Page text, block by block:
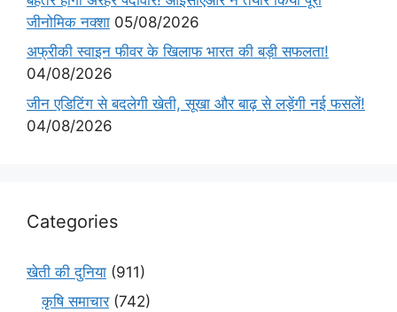
जीनोमिक नक्शा 05/08/2026
अफ्रीकी स्वाइन फीवर के खिलाफ भारत की बड़ी सफलता!
04/08/2026
जीन एडिटिंग से बदलेगी खेती, सूखा और बाढ़ से लड़ेंगी नई फसलें!
04/08/2026
Categories
खेती की दुनिया (911)
कृषि समाचार(742)